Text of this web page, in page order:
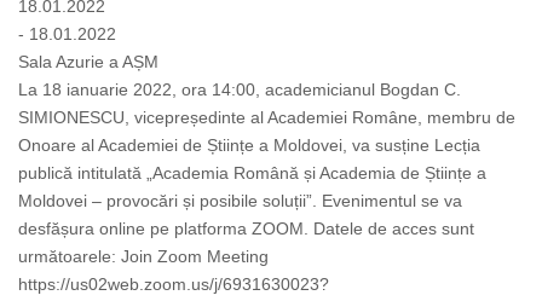
18.01.2022
- 18.01.2022
Sala Azurie a AȘM
La 18 ianuarie 2022, ora 14:00, academicianul Bogdan C.
SIMIONESCU, vicepreședinte al Academiei Române, membru de
Onoare al Academiei de Științe a Moldovei, va susține Lecția
publică intitulată „Academia Română și Academia de Științe a
Moldovei – provocări și posibile soluții”. Evenimentul se va
desfășura online pe platforma ZOOM. Datele de acces sunt
următoarele: Join Zoom Meeting
https://us02web.zoom.us/j/6931630023?